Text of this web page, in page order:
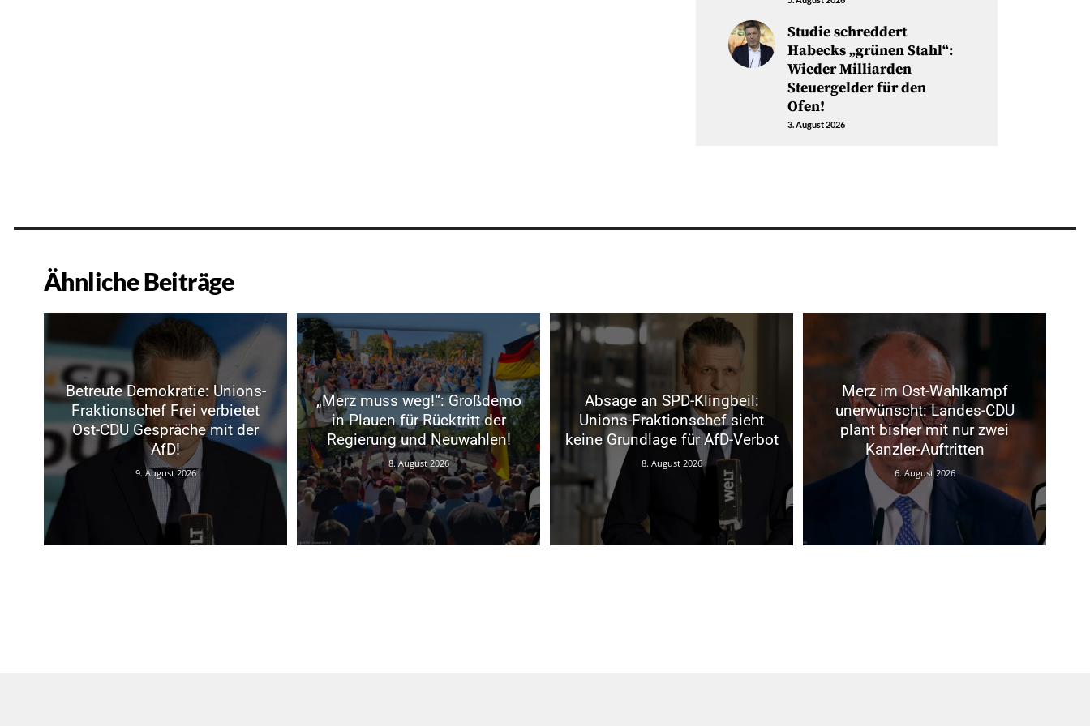
Studie schreddert
Habecks „grünen Stahl“:
Wieder Milliarden
Steuergelder für den
Ofen!
3. August 2026
Ähnliche Beiträge
Betreute Demokratie: Unions-
Fraktionschef Frei verbietet
Ost-CDU Gespräche mit der
AfD!
9. August 2026
„Merz muss weg!“: Großdemo
in Plauen für Rücktritt der
Regierung und Neuwahlen!
8. August 2026
Absage an SPD-Klingbeil:
Unions-Fraktionschef sieht
keine Grundlage für AfD-Verbot
8. August 2026
Merz im Ost-Wahlkampf
unerwünscht: Landes-CDU
plant bisher mit nur zwei
Kanzler-Auftritten
6. August 2026